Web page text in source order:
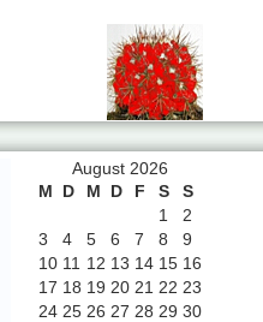
August 2026
M
D M D F S
S
1
2
3
4 5 6 7 8
9
10 11 12 13 14 15 16
17 18 19 20 21 22 23
24 25 26 27 28 29 30